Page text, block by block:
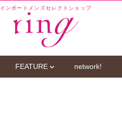
インポートメンズセレクトショップ
FEATURE network!